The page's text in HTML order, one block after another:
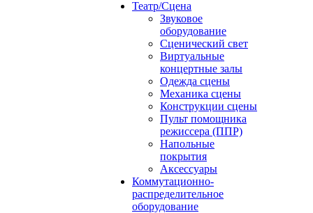
Театр/Сцена
Звуковое
оборудование
Сценический свет
Виртуальные
концертные залы
Одежда сцены
Механика сцены
Конструкции сцены
Пульт помощника
режиссера (ППР)
Напольные
покрытия
Аксессуары
Коммутационно-
распределительное
оборудование